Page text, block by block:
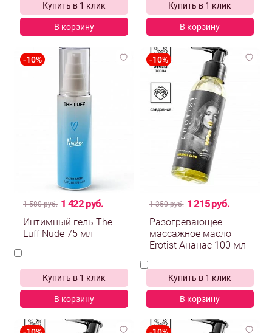
Купить в 1 клик
В корзину
Купить в 1 клик
В корзину
1 422 руб.
1 580 руб.
Купить в 1 клик
В корзину
1 215 руб.
1 350 руб.
Купить в 1 клик
В корзину